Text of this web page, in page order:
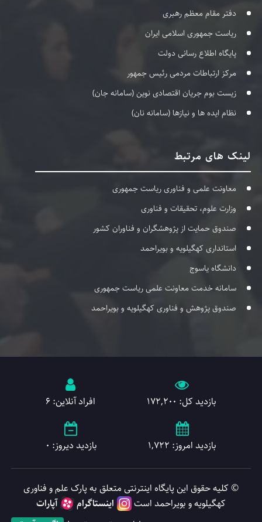
دفتر مقام معظم رهبری
ریاست جمهوری اسلامی ایران
پایگاه اطلاع رسانی دولت
مرکز ارتباطات مردمی رئیس جمهور
زیست بوم جریان اقتصادی نوین (سامانه جان)
نظام ایده ها و نیازها (سامانه نان)
لینک های مرتبط
معاونت علمی و فناوری ریاست جمهوری
وزارت علوم، تحقیقات و فناوری
صندوق حمایت از پژوهشگران و فناوران کشور
استانداری کهگیلویه و بویراحمد
دانشگاه یاسوج
سامانه خدمت معاونت علمی ریاست جمهوری
صندوق پژوهش و فناوری کهگیلویه و بویراحمد
بازدید کل: 172,200 افراد آنلاین: 6
بازدید امروز: 1,722 بازدید دیروز: 0
© کلیه حقوق این پایگاه اینترنتی متعلق به پارک علم و فناوری
کهگیلویه و بویراحمد است
اینستاگرام
آپارات